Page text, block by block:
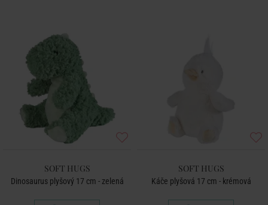
SOFT HUGS
Dinosaurus plyšový 17 cm - zelená
SOFT HUGS
Káče plyšová 17 cm - krémová